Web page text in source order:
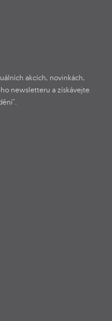
akcích, novinkách,
newsletteru a získávejte